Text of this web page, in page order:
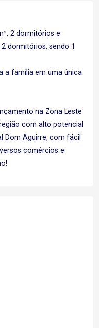
2 dormitórios e
dormitórios, sendo 1
a família em uma única
na Zona Leste
com alto potencial
Dom Aguirre, com fácil
comércios e